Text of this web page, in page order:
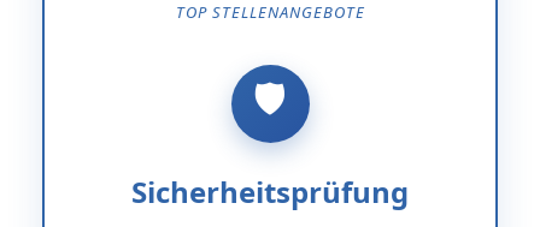
TOP STELLENANGEBOTE
Sicherheitsprüfung